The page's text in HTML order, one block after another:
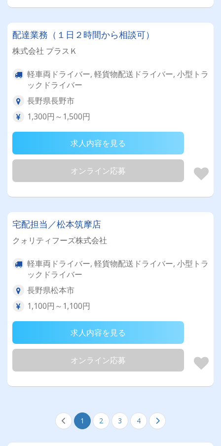
配達業務（１日２時間から相談可）
株式会社 プラスＫ
軽車両ドライバー, 軽貨物配送ドライバー, 小型トラ
ックドライバー
長野県長野市
1,300円～1,500円
求人内容を見る
オンライン応募
宅配担当／松本筑摩店
クォリティフーズ株式会社
軽車両ドライバー, 軽貨物配送ドライバー, 小型トラ
ックドライバー
長野県松本市
1,100円～1,100円
求人内容を見る
オンライン応募
1 2 3 4